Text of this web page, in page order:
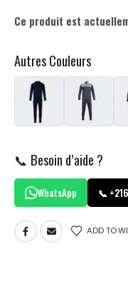
Ce produit est
Autres Couleurs
📞 Besoin d’aide ?
WhatsApp 📞
ADD TO